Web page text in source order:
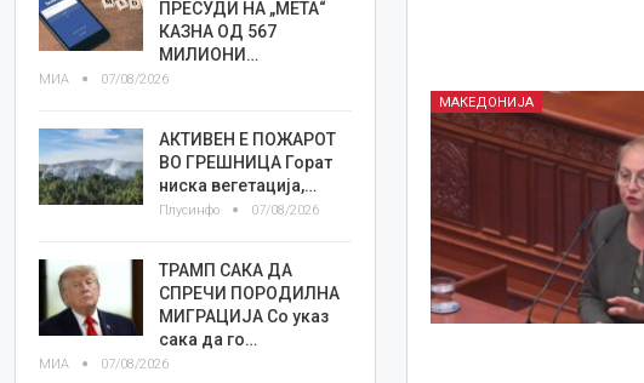
МАКЕДОНИЈА
ПРЕСУДИ НА „МЕТА“
КАЗНА ОД 567
МИЛИОНИ…
МИА 07/08/2026
АКТИВЕН Е ПОЖАРОТ
ВО ГРЕШНИЦА Горат
ниска вегетација,…
Плусинфо 07/08/2026
ТРАМП САКА ДА
СПРЕЧИ ПОРОДИЛНА
МИГРАЦИЈА Со указ
сака да го…
МИА 07/08/2026